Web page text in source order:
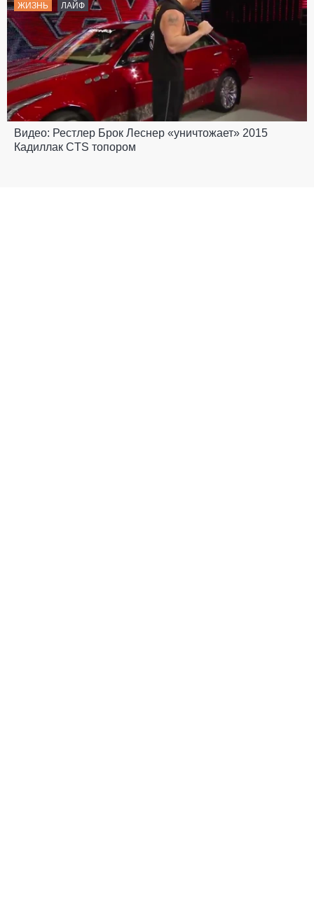
ЖИЗНЬ ЛАЙФ
Видео: Рестлер Брок Леснер «уничтожает» 2015
Кадиллак CTS топором